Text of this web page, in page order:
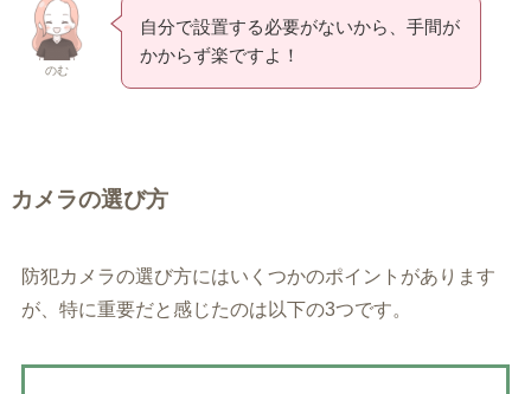
のむ
自分で設置する必要がないから、手間が
かからず楽ですよ！
カメラの選び方
防犯カメラの選び方にはいくつかのポイントがあります
が、特に重要だと感じたのは以下の3つです。